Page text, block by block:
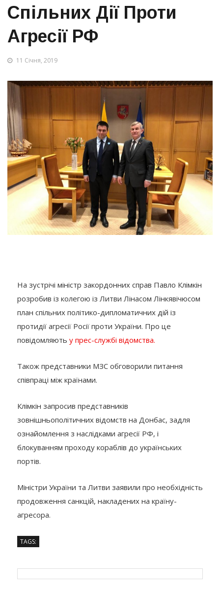
Спільних Дії Проти
Агресії РФ
11 Січня, 2019
На зустрічі міністр закордонних справ Павло Клімкін
розробив із колегою із Литви Лінасом Лінкявічюсом
план спільних політико-дипломатичних дій із
протидії агресії Росії проти України. Про це
повідомляють у прес-службі відомства.
Також представники МЗС обговорили питання
співпраці між країнами.
Клімкін запросив представників
зовнішньополітичних відомств на Донбас, задля
ознайомлення з наслідками агресії РФ, і
блокуванням проходу кораблів до українських
портів.
Міністри України та Литви заявили про необхідність
продовження санкцій, накладених на країну-
агресора.
TAGS: